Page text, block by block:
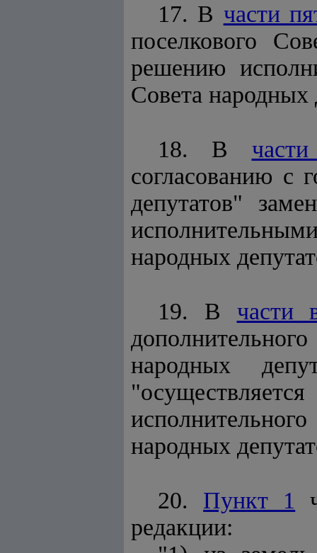
17. В части
поселкового
решению
Совета народных
18. В
согласованию с
депутатов"
народных
19. В части
народных
народных
20. Пункт 1
редакции: